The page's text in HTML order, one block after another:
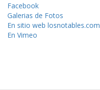
Facebook
Galerias de Fotos
En sitio web losnotables.com
En Vimeo